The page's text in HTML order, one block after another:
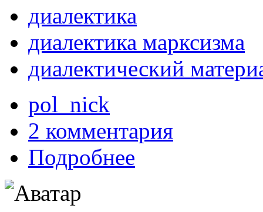
диалектика
диалектика марксизма
диалектический
pol_nick
2 комментария
Подробнее